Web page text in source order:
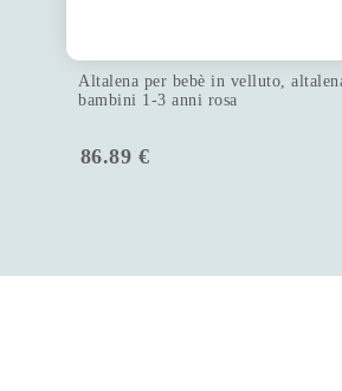
Altalena per bebè in velluto,
bambini 1-3 anni rosa
86.89 €